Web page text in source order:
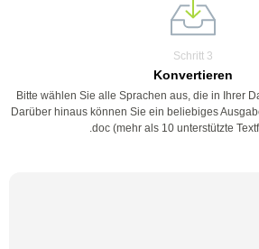
Schritt 3
Konvertieren
Bitte wählen Sie alle Sprachen aus, die in Ihrer
Darüber hinaus können Sie ein beliebiges
.doc (mehr als 10 unterstützte